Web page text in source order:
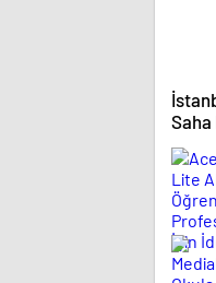
Saha